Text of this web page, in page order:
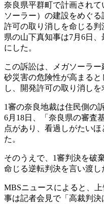
奈良県平群町で計画され
ソーラー）の建設をめぐ
許可の取り消しを命じる
県の山下真知事は7月6日
にした。
この訴訟は、メガソーラ
砂災害の危険性が高まる
し、開発許可の取り消しを
1審の奈良地裁は住民側の
6月18日、「奈良県の審査
点があり、看過しがたい
た。
そのうえで、1審判決を破
命じる逆転判決を言い渡し
MBSニュースによると、
事は記者会見で「高裁判